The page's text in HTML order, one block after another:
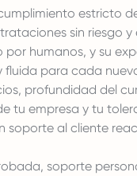
estricto
sin riesgo
humanos, y su
para cada
profundidad del
tu empresa y tu
al cliente
soporte